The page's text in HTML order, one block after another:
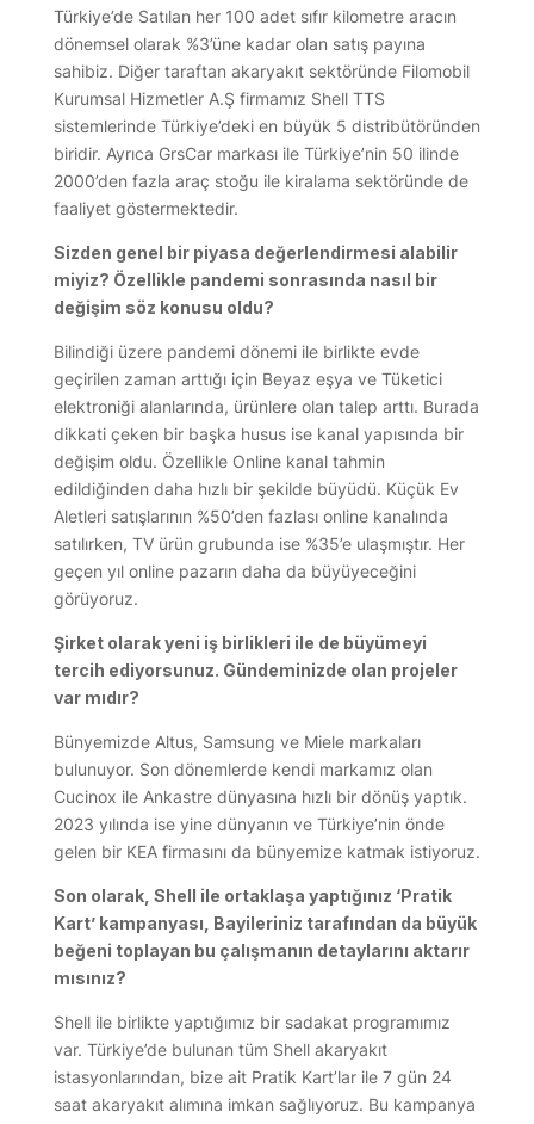
Türkiye’de Satılan her 100 adet sıfır kilometre aracın
dönemsel olarak %3’üne kadar olan satış payına
sahibiz. Diğer taraftan akaryakıt sektöründe Filomobil
Kurumsal Hizmetler A.Ş firmamız Shell TTS
sistemlerinde Türkiye’deki en büyük 5 distribütöründen
biridir. Ayrıca GrsCar markası ile Türkiye’nin 50 ilinde
2000’den fazla araç stoğu ile kiralama sektöründe de
faaliyet göstermektedir.
Sizden genel bir piyasa değerlendirmesi alabilir
miyiz? Özellikle pandemi sonrasında nasıl bir
değişim söz konusu oldu?
Bilindiği üzere pandemi dönemi ile birlikte evde
geçirilen zaman arttığı için Beyaz eşya ve Tüketici
elektroniği alanlarında, ürünlere olan talep arttı. Burada
dikkati çeken bir başka husus ise kanal yapısında bir
değişim oldu. Özellikle Online kanal tahmin
edildiğinden daha hızlı bir şekilde büyüdü. Küçük Ev
Aletleri satışlarının %50’den fazlası online kanalında
satılırken, TV ürün grubunda ise %35’e ulaşmıştır. Her
geçen yıl online pazarın daha da büyüyeceğini
görüyoruz.
Şirket olarak yeni iş birlikleri ile de büyümeyi
tercih ediyorsunuz. Gündeminizde olan projeler
var mıdır?
Bünyemizde Altus, Samsung ve Miele markaları
bulunuyor. Son dönemlerde kendi markamız olan
Cucinox ile Ankastre dünyasına hızlı bir dönüş yaptık.
2023 yılında ise yine dünyanın ve Türkiye’nin önde
gelen bir KEA firmasını da bünyemize katmak istiyoruz.
Son olarak, Shell ile ortaklaşa yaptığınız ‘Pratik
Kart’ kampanyası, Bayileriniz tarafından da büyük
beğeni toplayan bu çalışmanın detaylarını aktarır
mısınız?
Shell ile birlikte yaptığımız bir sadakat programımız
var. Türkiye’de bulunan tüm Shell akaryakıt
istasyonlarından, bize ait Pratik Kart’lar ile 7 gün 24
saat akaryakıt alımına imkan sağlıyoruz. Bu kampanya